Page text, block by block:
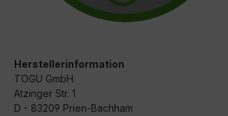
Herstellerinformation
TOGU GmbH
Atzinger Str. 1
D - 83209 Prien-Bachham